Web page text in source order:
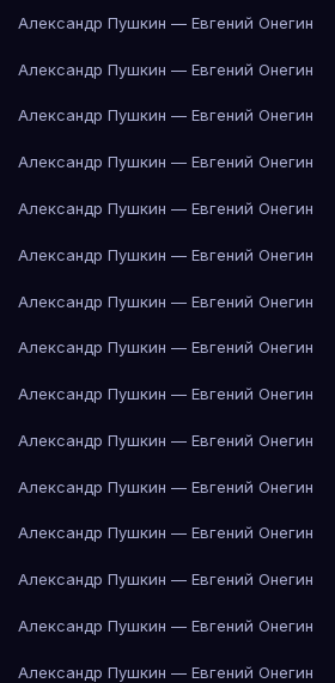
Александр Пушкин — Евгений Онегин
Александр Пушкин — Евгений Онегин
Александр Пушкин — Евгений Онегин
Александр Пушкин — Евгений Онегин
Александр Пушкин — Евгений Онегин
Александр Пушкин — Евгений Онегин
Александр Пушкин — Евгений Онегин
Александр Пушкин — Евгений Онегин
Александр Пушкин — Евгений Онегин
Александр Пушкин — Евгений Онегин
Александр Пушкин — Евгений Онегин
Александр Пушкин — Евгений Онегин
Александр Пушкин — Евгений Онегин
Александр Пушкин — Евгений Онегин
Александр Пушкин — Евгений Онегин